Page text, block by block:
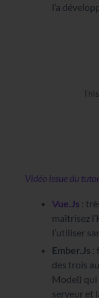
l’a
Vidéo issue du
Vue.Js :
maîtrisez
l’utiliser
Ember.Js :
des trois
Model) qui
serveur et